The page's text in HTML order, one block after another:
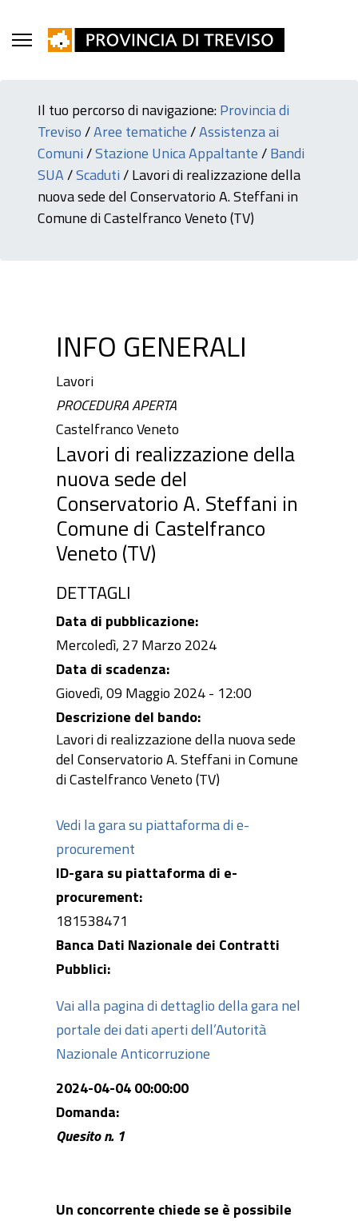
Il tuo percorso di navigazione:Provincia di
Treviso/Aree tematiche/Assistenza ai
Comuni/Stazione Unica Appaltante/Bandi
SUA/Scaduti/Lavori di realizzazione della
nuova sede del Conservatorio A. Steffani in
Comune di Castelfranco Veneto (TV)
INFO GENERALI
Lavori
PROCEDURA APERTA
Castelfranco Veneto
Lavori di realizzazione della
nuova sede del
Conservatorio A. Steffani in
Comune di Castelfranco
Veneto (TV)
DETTAGLI
Data di pubblicazione:
Mercoledì, 27 Marzo 2024
Data di scadenza:
Giovedì, 09 Maggio 2024 - 12:00
Descrizione del bando:
Lavori di realizzazione della nuova sede
del Conservatorio A. Steffani in Comune
di Castelfranco Veneto (TV)
Vedi la gara su piattaforma di e-
procurement
ID-gara su piattaforma di e-
procurement:
181538471
Banca Dati Nazionale dei Contratti
Pubblici:
Vai alla pagina di dettaglio della gara nel
portale dei dati aperti dell’Autorità
Nazionale Anticorruzione
2024-04-04 00:00:00
Domanda:
Quesito n. 1
Un concorrente chiede se è possibile